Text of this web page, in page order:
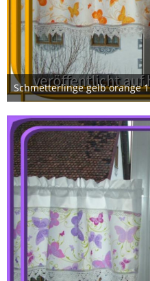
Schmetterlinge gelb orange 1
3. Februar 2013